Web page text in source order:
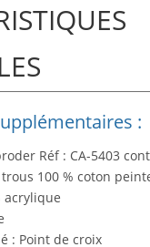
:
Réf : CA-5403
100 % coton
acrylique
: Point de croix